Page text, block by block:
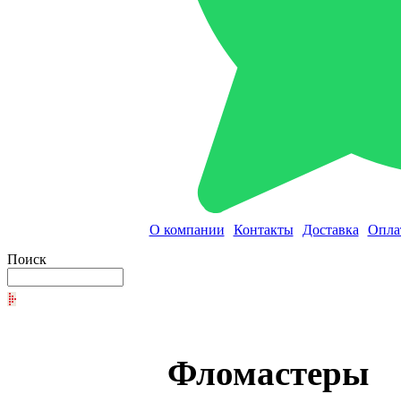
О компании Контакты Доставка
Поиск
Фломастеры